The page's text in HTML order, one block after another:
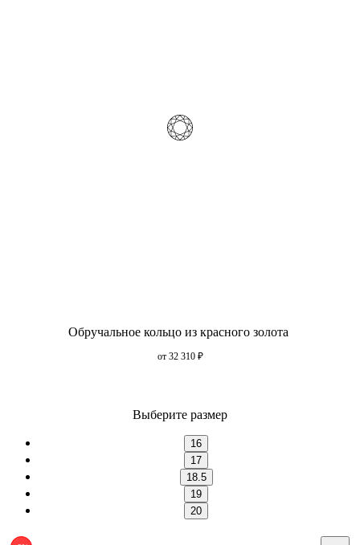
Обручальное кольцо из красного золота
от 32 310 ₽
Выберите размер
16
17
18.5
19
20